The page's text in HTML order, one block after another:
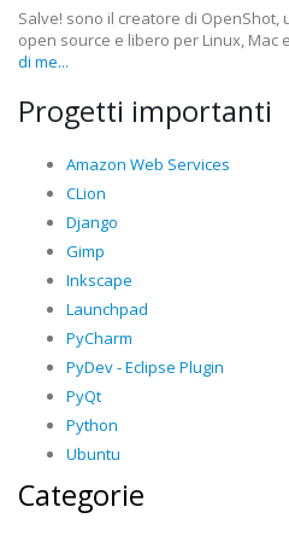
Salve! sono il creatore di
open source e libero per Linux, Mac
di me...
Progetti importanti
Amazon Web Services
CLion
Django
Gimp
Inkscape
Launchpad
PyCharm
PyDev - Eclipse Plugin
PyQt
Python
Ubuntu
Categorie